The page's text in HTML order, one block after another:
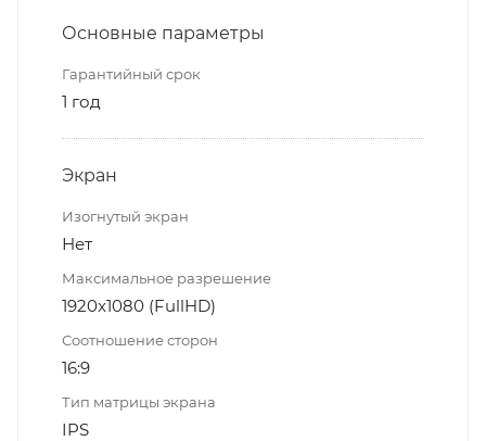
Основные параметры
Гарантийный срок
1 год
Экран
Изогнутый экран
Нет
Максимальное разрешение
1920x1080 (FullHD)
Соотношение сторон
16:9
Тип матрицы экрана
IPS